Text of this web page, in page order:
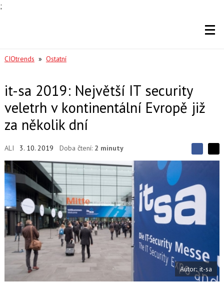
;
CIOtrends » Ostatní
it-sa 2019: Největší IT security
veletrh v kontinentální Evropě již
za několik dní
ALI 3. 10. 2019 Doba čtení: 2 minuty
S
l
e
t
S
e
a
e
b
o
o
k
X
Autor: it-sa